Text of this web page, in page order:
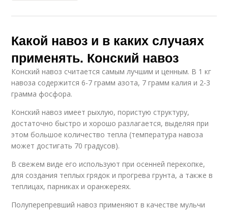
Какой навоз и в каких случаях
применять. Конский навоз
Конский навоз считается самым лучшим и ценным. В 1 кг
навоза содержится 6-7 грамм азота, 7 грамм калия и 2-3
грамма фосфора.
Конский навоз имеет рыхлую, пористую структуру,
достаточно быстро и хорошо разлагается, выделяя при
этом большое количество тепла (температура навоза
может достигать 70 градусов).
В свежем виде его используют при осенней перекопке,
для создания теплых грядок и прогрева грунта, а также в
теплицах, парниках и оранжереях.
Полуперепревший навоз применяют в качестве мульчи